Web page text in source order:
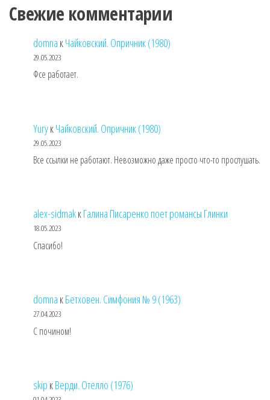
Свежие комментарии
domna кЧайковский. Опричник (1980)
29.05.2023
Фсе работает.
YuryкЧайковский. Опричник (1980)
29.05.2023
Все ссылки не работают. Невозможно даже просто что-то прослушать.
alex-sidmakкГалина Писаренко поет романсы Глинки
18.05.2023
Спасибо!
domna кБетховен. Симфония № 9 (1963)
27.04.2023
С почином!
skip кВерди. Отелло (1976)